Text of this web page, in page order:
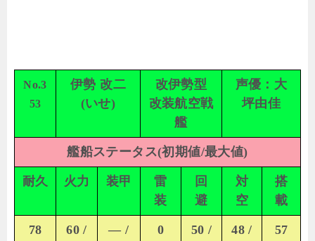
No.3
53
伊勢 改二
(いせ)
改伊勢型
改装航空戦
艦
声優：大
坪由佳
艦船ステータス(初期値/最大値)
耐久 火力 装甲
雷
装
回
避
対
空
搭
載
78
60 /
— /
0
50 /
48 /
57